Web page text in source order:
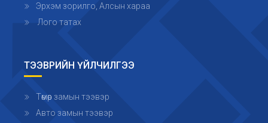
Эрхэм зорилго, Алсын хараа
Лого татах
ТЭЭВРИЙН ҮЙЛЧИЛГЭЭ
Төмөр замын тээвэр
Авто замын тээвэр